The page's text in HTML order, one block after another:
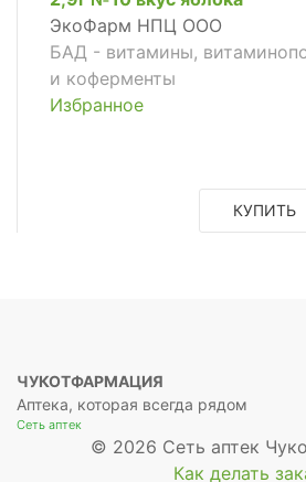
ЭкоФарм НПЦ ООО
БАД - витамины,
и коферменты
Избранное
КУПИТЬ
ЧУКОТФАРМАЦИЯ
Аптека, которая всегда рядом
Сеть аптек
© 2026 Сеть аптек
Как делать